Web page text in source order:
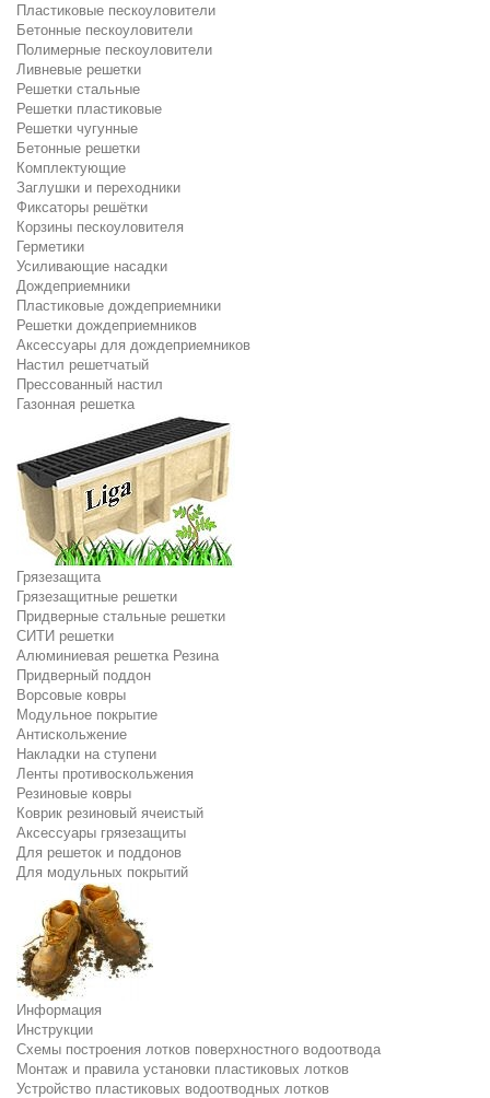
Пластиковые пескоуловители
Бетонные пескоуловители
Полимерные пескоуловители
Ливневые решетки
Решетки стальные
Решетки пластиковые
Решетки чугунные
Бетонные решетки
Комплектующие
Заглушки и переходники
Фиксаторы решётки
Корзины пескоуловителя
Герметики
Усиливающие насадки
Дождеприемники
Пластиковые дождеприемники
Решетки дождеприемников
Аксессуары для дождеприемников
Настил решетчатый
Прессованный настил
Газонная решетка
Грязезащита
Грязезащитные решетки
Придверные стальные решетки
СИТИ решетки
Алюминиевая решетка Резина
Придверный поддон
Ворсовые ковры
Модульное покрытие
Антискольжение
Накладки на ступени
Ленты противоскольжения
Резиновые ковры
Коврик резиновый ячеистый
Аксессуары грязезащиты
Для решеток и поддонов
Для модульных покрытий
Информация
Инструкции
Схемы построения лотков поверхностного водоотвода
Монтаж и правила установки пластиковых лотков
Устройство пластиковых водоотводных лотков